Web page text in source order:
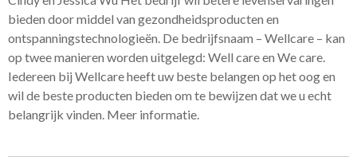
bieden door middel van gezondheidsproducten en
ontspanningstechnologieën. De bedrijfsnaam – Wellcare – kan
op twee manieren worden uitgelegd: Well care en We care.
Iedereen bij Wellcare heeft uw beste belangen op het oog en
wil de beste producten bieden om te bewijzen dat we u echt
belangrijk vinden. Meer informatie.